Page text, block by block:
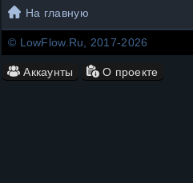
На главную
© LowFlow.Ru, 2017-2026
Аккаунты О проекте